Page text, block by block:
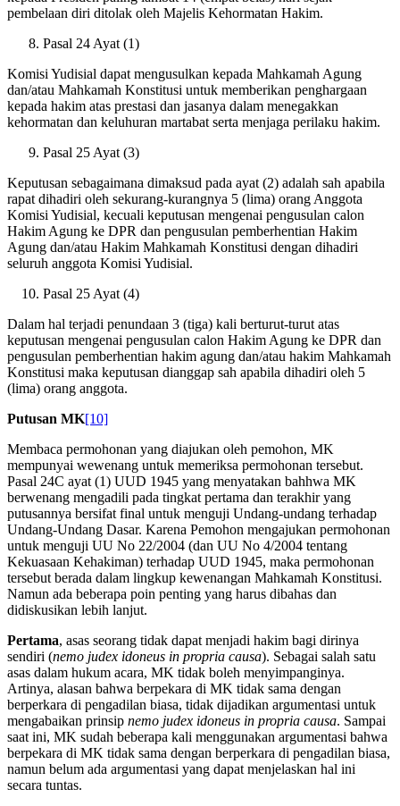
pembelaan diri ditolak oleh Majelis Kehormatan Hakim.
Pasal 24 Ayat (1)
Komisi Yudisial dapat mengusulkan kepada Mahkamah Agung
dan/atau Mahkamah Konstitusi untuk memberikan penghargaan
kepada hakim atas prestasi dan jasanya dalam menegakkan
kehormatan dan keluhuran martabat serta menjaga perilaku hakim.
Pasal 25 Ayat (3)
Keputusan sebagaimana dimaksud pada ayat (2) adalah sah apabila
rapat dihadiri oleh sekurang-kurangnya 5 (lima) orang Anggota
Komisi Yudisial, kecuali keputusan mengenai pengusulan calon
Hakim Agung ke DPR dan pengusulan pemberhentian Hakim
Agung dan/atau Hakim Mahkamah Konstitusi dengan dihadiri
seluruh anggota Komisi Yudisial.
Pasal 25 Ayat (4)
Dalam hal terjadi penundaan 3 (tiga) kali berturut-turut atas
keputusan mengenai pengusulan calon Hakim Agung ke DPR dan
pengusulan pemberhentian hakim agung dan/atau hakim Mahkamah
Konstitusi maka keputusan dianggap sah apabila dihadiri oleh 5
(lima) orang anggota.
Putusan MK[10]
Membaca permohonan yang diajukan oleh pemohon, MK
mempunyai wewenang untuk memeriksa permohonan tersebut.
Pasal 24C ayat (1) UUD 1945 yang menyatakan bahhwa MK
berwenang mengadili pada tingkat pertama dan terakhir yang
putusannya bersifat final untuk menguji Undang-undang terhadap
Undang-Undang Dasar. Karena Pemohon mengajukan permohonan
untuk menguji UU No 22/2004 (dan UU No 4/2004 tentang
Kekuasaan Kehakiman) terhadap UUD 1945, maka permohonan
tersebut berada dalam lingkup kewenangan Mahkamah Konstitusi.
Namun ada beberapa poin penting yang harus dibahas dan
didiskusikan lebih lanjut.
Pertama, asas seorang tidak dapat menjadi hakim bagi dirinya
sendiri (nemo judex idoneus in propria causa). Sebagai salah satu
asas dalam hukum acara, MK tidak boleh menyimpanginya.
Artinya, alasan bahwa berpekara di MK tidak sama dengan
berperkara di pengadilan biasa, tidak dijadikan argumentasi untuk
mengabaikan prinsip nemo judex idoneus in propria causa. Sampai
saat ini, MK sudah beberapa kali menggunakan argumentasi bahwa
berpekara di MK tidak sama dengan berperkara di pengadilan biasa,
namun belum ada argumentasi yang dapat menjelaskan hal ini
secara tuntas.